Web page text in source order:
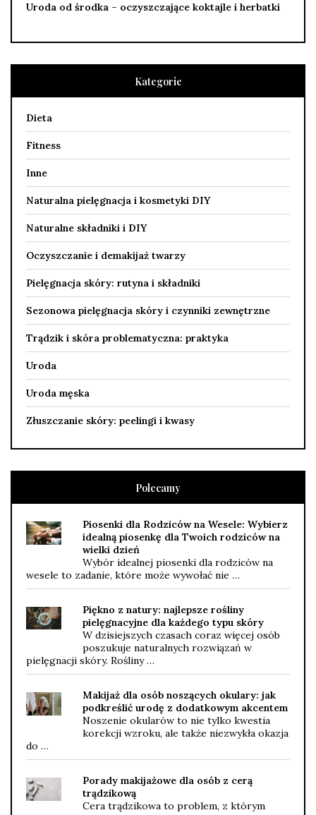
Uroda od środka – oczyszczające koktajle i herbatki
Kategorie
Dieta
Fitness
Inne
Naturalna pielęgnacja i kosmetyki DIY
Naturalne składniki i DIY
Oczyszczanie i demakijaż twarzy
Pielęgnacja skóry: rutyna i składniki
Sezonowa pielęgnacja skóry i czynniki zewnętrzne
Trądzik i skóra problematyczna: praktyka
Uroda
Uroda męska
Złuszczanie skóry: peelingi i kwasy
Polecamy
Piosenki dla Rodziców na Wesele: Wybierz
idealną piosenkę dla Twoich rodziców na
wielki dzień
Wybór idealnej piosenki dla rodziców na
wesele to zadanie, które może wywołać nie …
Piękno z natury: najlepsze rośliny
pielęgnacyjne dla każdego typu skóry
W dzisiejszych czasach coraz więcej osób
poszukuje naturalnych rozwiązań w
pielęgnacji skóry. Rośliny …
Makijaż dla osób noszących okulary: jak
podkreślić urodę z dodatkowym akcentem
Noszenie okularów to nie tylko kwestia
korekcji wzroku, ale także niezwykła okazja
do …
Porady makijażowe dla osób z cerą
trądzikową
Cera trądzikowa to problem, z którym